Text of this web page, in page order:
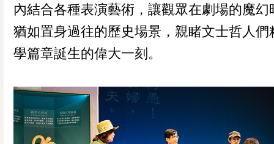
內結合各種表演藝術，讓觀眾在劇場的魔幻
猶如置身過往的歷史場景，親睹文士哲人們
學篇章誕生的偉大一刻。